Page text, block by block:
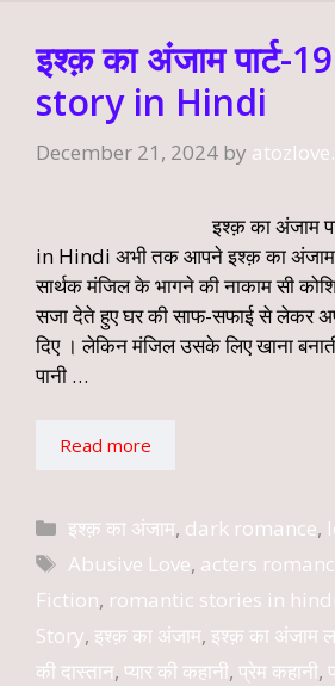
इश्क़ का अंजाम पार्ट-
story in Hindi
December 21, 2024 by
इश्क़ का अंजाम पार्ट-
in Hindi अभी तक आपने इश्क़ का अंजाम
सार्थक मंजिल के भागने की नाकाम सी
सजा देते हुए घर की साफ-सफाई से लेकर
दिए । लेकिन मंजिल उसके लिए खाना
पानी …
Read more
Categories
इश्क़ का अंजाम, dark romance,
Tags
Abusive Love, acters
Fiction, romantic stories in hindi
Story, इश्क़ का अंजाम, इश्क़ का अंजाम
की दास्तान, प्यार की कहानी, प्रेम कहानी,